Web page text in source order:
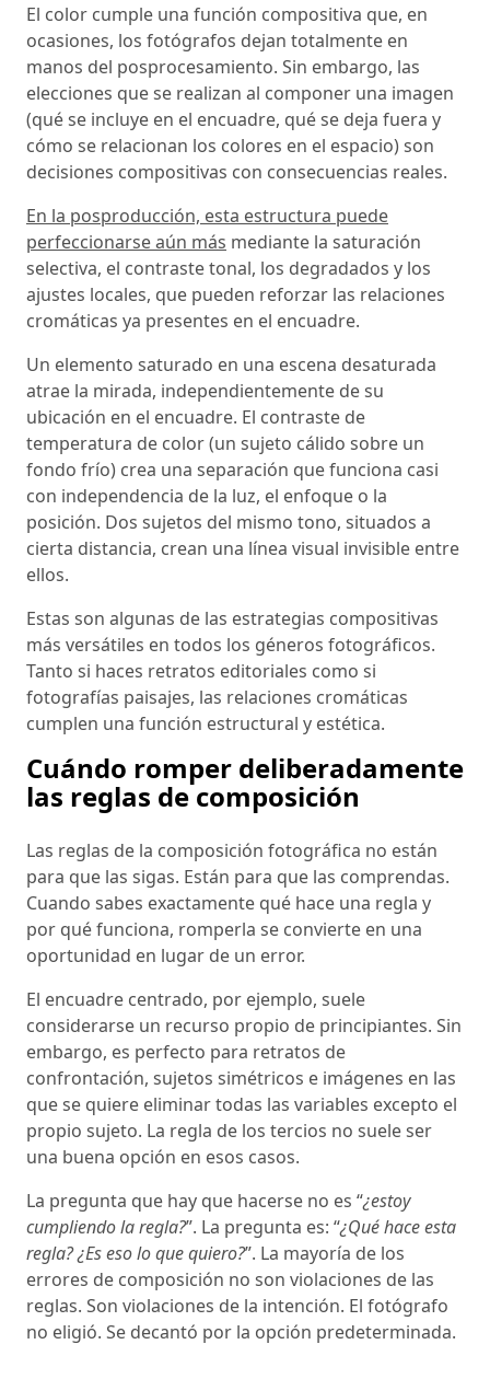
El color cumple una función compositiva que, en
ocasiones, los fotógrafos dejan totalmente en
manos del posprocesamiento. Sin embargo, las
elecciones que se realizan al componer una imagen
(qué se incluye en el encuadre, qué se deja fuera y
cómo se relacionan los colores en el espacio) son
decisiones compositivas con consecuencias reales.
En la posproducción, esta estructura puede
perfeccionarse aún más mediante la saturación
selectiva, el contraste tonal, los degradados y los
ajustes locales, que pueden reforzar las relaciones
cromáticas ya presentes en el encuadre.
Un elemento saturado en una escena desaturada
atrae la mirada, independientemente de su
ubicación en el encuadre. El contraste de
temperatura de color (un sujeto cálido sobre un
fondo frío) crea una separación que funciona casi
con independencia de la luz, el enfoque o la
posición. Dos sujetos del mismo tono, situados a
cierta distancia, crean una línea visual invisible entre
ellos.
Estas son algunas de las estrategias compositivas
más versátiles en todos los géneros fotográficos.
Tanto si haces retratos editoriales como si
fotografías paisajes, las relaciones cromáticas
cumplen una función estructural y estética.
Cuándo romper deliberadamente
las reglas de composición
Las reglas de la composición fotográfica no están
para que las sigas. Están para que las comprendas.
Cuando sabes exactamente qué hace una regla y
por qué funciona, romperla se convierte en una
oportunidad en lugar de un error.
El encuadre centrado, por ejemplo, suele
considerarse un recurso propio de principiantes. Sin
embargo, es perfecto para retratos de
confrontación, sujetos simétricos e imágenes en las
que se quiere eliminar todas las variables excepto el
propio sujeto. La regla de los tercios no suele ser
una buena opción en esos casos.
La pregunta que hay que hacerse no es “¿estoy
cumpliendo la regla?”. La pregunta es: “¿Qué hace esta
regla? ¿Es eso lo que quiero?”. La mayoría de los
errores de composición no son violaciones de las
reglas. Son violaciones de la intención. El fotógrafo
no eligió. Se decantó por la opción predeterminada.